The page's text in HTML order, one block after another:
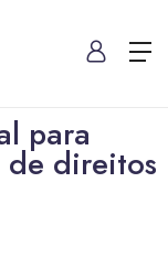
para
de direitos